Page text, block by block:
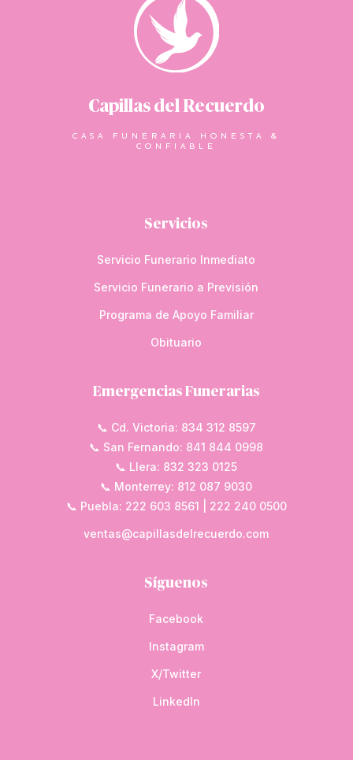
Capillas del Recuerdo
CASA FUNERARIA HONESTA &
CONFIABLE
Servicios
Servicio Funerario Inmediato
Servicio Funerario a Previsión
Programa de Apoyo Familiar
Obituario
Emergencias Funerarias
📞 Cd. Victoria: 834 312 8597
📞 San Fernando: 841 844 0998
📞 Llera: 832 323 0125
📞 Monterrey: 812 087 9030
📞 Puebla: 222 603 8561 | 222 240 0500
ventas@capillasdelrecuerdo.com
Síguenos
Facebook
Instagram
X/Twitter
LinkedIn